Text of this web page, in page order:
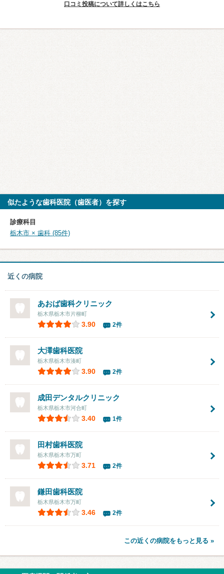
口コミ投稿について詳しくはこちら
似たような歯科医院（歯医者）を探す
診療科目
栃木市 × 歯科 (85件)
近くの病院
あおば歯科クリニック
栃木県栃木市片柳町
3.90 2件
大澤歯科医院
栃木県栃木市湊町
3.90 2件
成田デンタルクリニック
栃木県栃木市河合町
3.40 1件
田村歯科医院
栃木県栃木市万町
3.71 2件
鎌田歯科医院
栃木県栃木市万町
3.46 2件
この近くの病院をもっと見る »